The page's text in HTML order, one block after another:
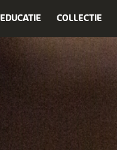
EDUCATIE COLLECTIE